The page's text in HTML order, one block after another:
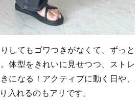
してもゴワつきがなくて、ずっと
体型をきれいに見せつつ、ストレ
になる！アクティブに動く日や、
入れるのもアリです。